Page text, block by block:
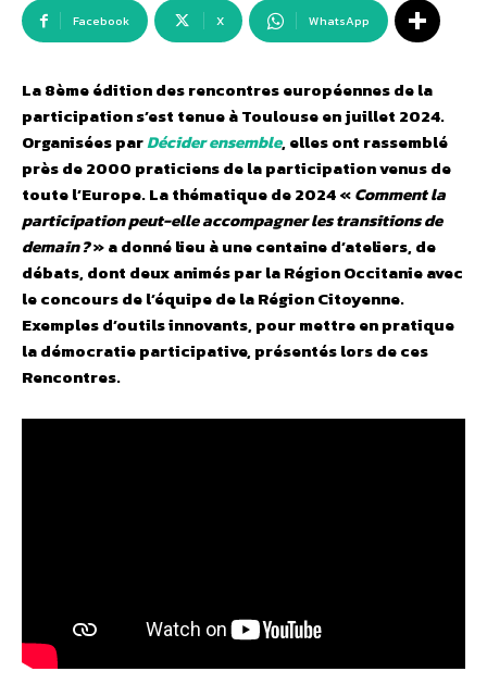
Facebook X WhatsApp
La 8ème édition des rencontres européennes de la
participation s’est tenue à Toulouse en juillet 2024.
Organisées parDécider ensemble, elles ont rassemblé
près de 2000 praticiens de la participation venus de
toute l’Europe. La thématique de 2024 «Comment la
participation peut-elle accompagner les transitions de
demain ?» a donné lieu à une centaine d’ateliers, de
débats, dont deux animés par la Région Occitanie avec
le concours de l’équipe de la Région Citoyenne.
Exemples d’outils innovants, pour mettre en pratique
la démocratie participative, présentés lors de ces
Rencontres.